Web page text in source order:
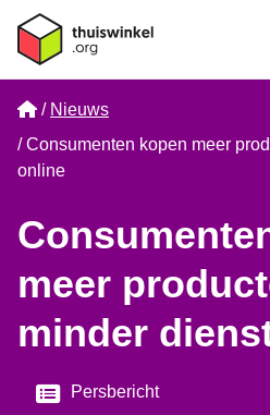
Home
Nieuws
Consumenten kopen meer
online
meer
minder
Categorie
Persbericht